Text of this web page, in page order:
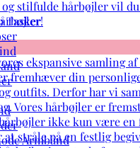
Tasker
Armbånd